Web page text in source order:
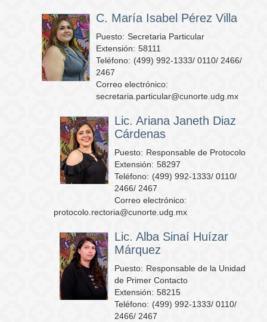
C. María Isabel Pérez Villa
Puesto: Secretaria Particular
Extensión: 58111
Teléfono: (499) 992-1333/ 0110/ 2466/
2467
Correo electrónico:
secretaria.particular@cunorte.udg.mx
Lic. Ariana Janeth Diaz
Cárdenas
Puesto: Responsable de Protocolo
Extensión: 58297
Teléfono: (499) 992-1333/ 0110/
2466/ 2467
Correo electrónico:
protocolo.rectoria@cunorte.udg.mx
Lic. Alba Sinaí Huízar
Márquez
Puesto: Responsable de la Unidad
de Primer Contacto
Extensión: 58215
Teléfono: (499) 992-1333/ 0110/
2466/ 2467